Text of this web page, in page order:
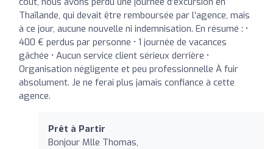
Thaïlande, qui devait être remboursée par l’agence, mais
à ce jour, aucune nouvelle ni indemnisation. En résumé : •
400 € perdus par personne • 1 journée de vacances
gâchée • Aucun service client sérieux derrière •
Organisation négligente et peu professionnelle À fuir
absolument. Je ne ferai plus jamais confiance à cette
agence.
Prêt à Partir
Bonjour Mlle Thomas,